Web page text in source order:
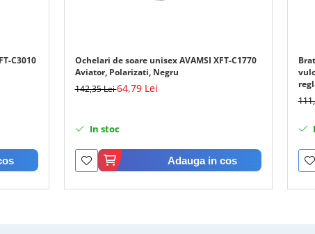
C3010
Ochelari de soare unisex AVAMSI XFT-C1770
Aviator, Polarizati, Negru
142,35 Lei64,79 Lei
In stoc
Adauga in cos